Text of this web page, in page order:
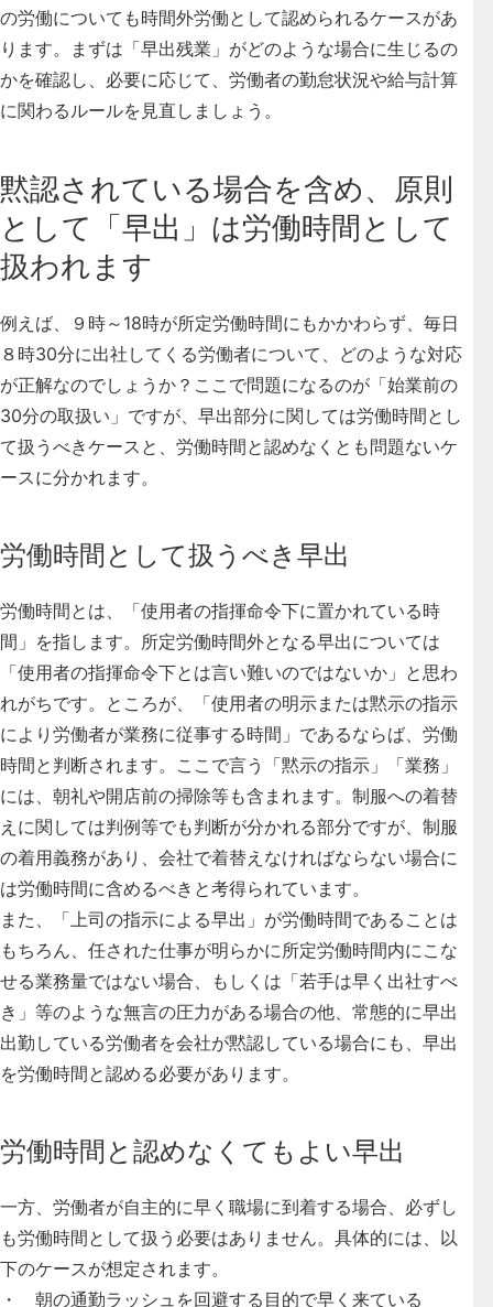
の労働についても時間外労働として認められるケースがあ
ります。
まずは「早出残業」がどのような場合に生じるの
かを確認し、必要に応じて、労働者の勤怠状況や給与計算
に関わるルールを見直しましょう。
黙認されている場合を含め、原則
として「早出」は労働時間として
扱われます
例えば、９時～18時が所定労働時間にもかかわらず、毎日
８時30分に出社してくる労働者について、どのような対応
が正解なのでしょうか？ここで問題になるのが「始業前の
30分の取扱い」ですが、早出部分に関しては労働時間とし
て扱うべきケースと、労働時間と認めなくとも問題ないケ
ースに分かれます。
労働時間として扱うべき早出
労働時間とは、「使用者の指揮命令下に置かれている時
間」を指します。 所定労働時間外となる早出については
「使用者の指揮命令下とは言い難いのではないか」と思わ
れがちです。ところが、「使用者の明示または黙示の指示
により労働者が業務に従事する時間」であるならば、労働
時間と判断されます。ここで言う「黙示の指示」「業務」
には、朝礼や開店前の掃除等も含まれます。制服への着替
えに関しては判例等でも判断が分かれる部分ですが、制服
の着用義務があり、会社で着替えなければならない場合に
は労働時間に含めるべきと考得られています。
また、「上司の指示による早出」が労働時間であることは
もちろん、任された仕事が明らかに所定労働時間内にこな
せる業務量ではない場合、もしくは「若手は早く出社すべ
き」等のような無言の圧力がある場合の他、常態的に早出
出勤している労働者を会社が黙認している場合にも、早出
を労働時間と認める必要があります。
労働時間と認めなくてもよい早出
一方、労働者が自主的に早く職場に到着する場合、必ずし
も労働時間として扱う必要はありません。具体的には、以
下のケースが想定されます。
・ 朝の通勤ラッシュを回避する目的で早く来ている